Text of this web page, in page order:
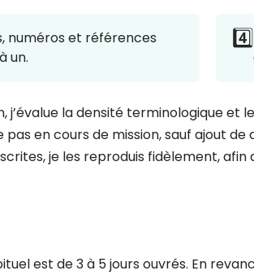
numéros et références
un.
4️⃣
la densité terminologique et
en cours de mission, sauf ajout
je les reproduis fidèlement,
est de 3 à 5 jours ouvrés. En